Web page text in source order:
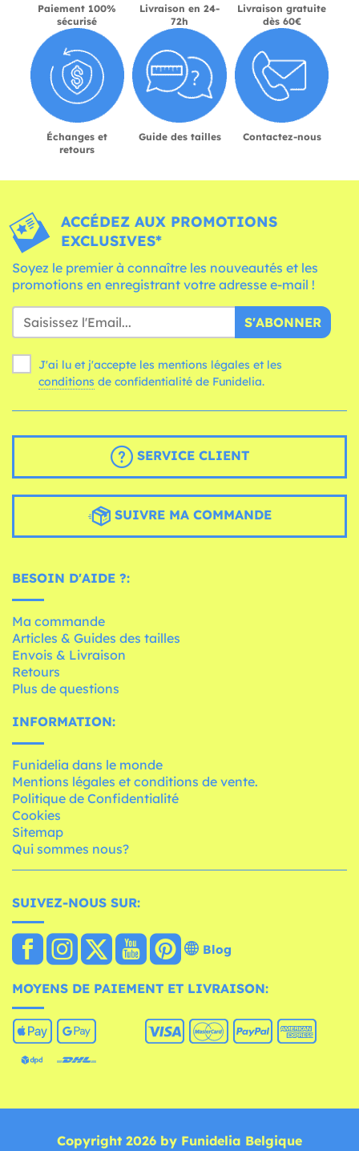
Paiement 100%
sécurisé
Livraison en 24-
72h
Livraison gratuite
dès 60€
Échanges et
retours
Guide des tailles Contactez-nous
ACCÉDEZ AUX PROMOTIONS
EXCLUSIVES*
Soyez le premier à connaître les nouveautés et les
promotions en enregistrant votre adresse e-mail !
S'ABONNER
J'ai lu et j'accepte les mentions légales et les
conditions de confidentialité de Funidelia.
SERVICE CLIENT
SUIVRE MA COMMANDE
BESOIN D'AIDE ?:
Ma commande
Articles & Guides des tailles
Envois & Livraison
Retours
Plus de questions
INFORMATION:
Funidelia dans le monde
Mentions légales et conditions de vente.
Politique de Confidentialité
Cookies
Sitemap
Qui sommes nous?
SUIVEZ-NOUS SUR:
Blog
MOYENS DE PAIEMENT ET LIVRAISON:
Copyright 2026 by Funidelia Belgique